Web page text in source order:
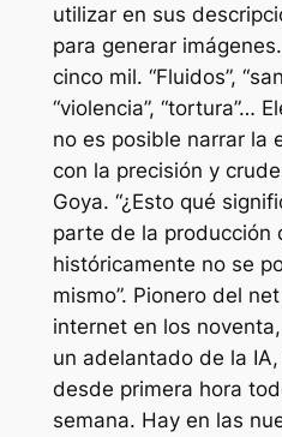
utilizar en sus
para generar
cinco mil. “Fluidos”,
“violencia”, “tortura”…
no es posible narrar la
con la precisión y
Goya. “¿Esto qué
parte de la producción
históricamente no se
mismo”. Pionero del
internet en los
un adelantado de la
desde primera hora
semana. Hay en las